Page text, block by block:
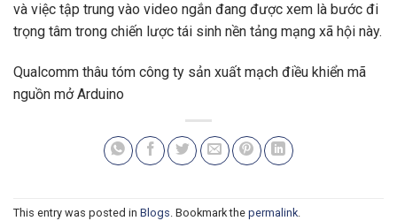
và việc tập trung vào video ngắn đang được xem là bước đi
trọng tâm trong chiến lược tái sinh nền tảng mạng xã hội này.
Qualcomm thâu tóm công ty sản xuất mạch điều khiển mã
nguồn mở Arduino
This entry was posted in Blogs. Bookmark the permalink.